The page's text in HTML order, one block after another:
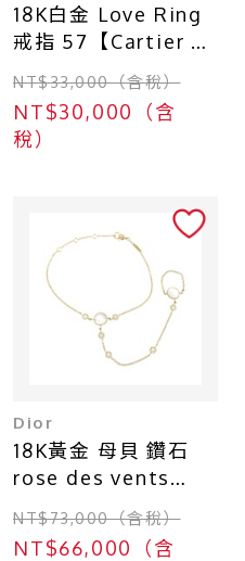
18K白金 Love Ring
戒指 57【Cartier 卡
地亞】 B4085200
NT$33,000（含稅）
NT$30,000（含
稅）
Dior
18K黃金 母貝 鑽石
rose des vents
bracelet 手鍊
【Dior 迪奧 】
NT$73,000（含稅）
NT$66,000（含